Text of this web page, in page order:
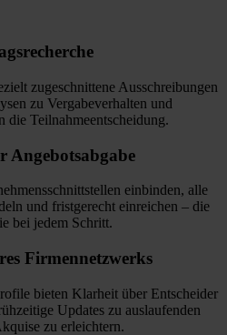
zugeschnittene Ausschreibungen
zu Vergabeverhalten und
die Teilnahmeentscheidung.
Angebotsabgabe
einbinden, alle
und fristgerecht einreichen – die
bei jedem Schritt.
Firmennetzwerks
bieten Klarheit über Entscheider
Updates zu auslaufenden
zu erleichtern.